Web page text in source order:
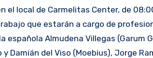
el local de Carmelitas Center, de
que estarán a cargo de
Almudena Villegas (Garum
Damián del Viso (Moebius), Jorge